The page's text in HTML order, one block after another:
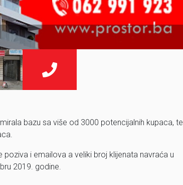
bazu sa više od 3000 potencijalnih kupaca, te
i emailova a veliki broj klijenata navraća u
2019. godine.